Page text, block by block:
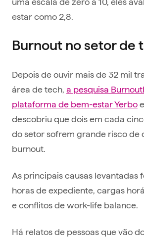
estar como 2,8.
Burnout no setor de
Depois de ouvir mais de 32 mil
área de tech, a pesquisa B
plataforma de bem-estar Yerbo
descobriu que dois em cada
do setor sofrem grande risco de
burnout.
As principais causas levantadas
horas de expediente, cargas
e conflitos de work-life balance.
Há relatos de pessoas que vão